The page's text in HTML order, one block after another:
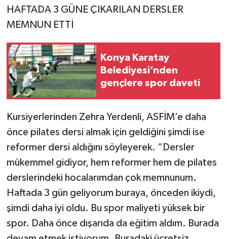
HAFTADA 3 GÜNE ÇIKARILAN DERSLER
MEMNUN ETTİ
Konya Karatay
Belediyesi’nden
gençlere spor daveti
Kursiyerlerinden Zehra Yerdenli, ASFİM’e daha
önce pilates dersi almak için geldiğini şimdi ise
reformer dersi aldığını söyleyerek. “Dersler
mükemmel gidiyor, hem reformer hem de pilates
derslerindeki hocalarımdan çok memnunum.
Haftada 3 gün geliyorum buraya, önceden ikiydi,
şimdi daha iyi oldu. Bu spor maliyeti yüksek bir
spor. Daha önce dışarıda da eğitim aldım. Burada